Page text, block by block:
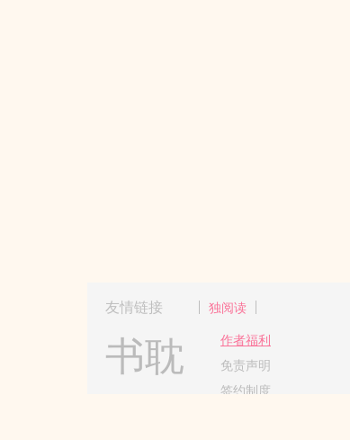
友情链接 独阅读
书耽
作者福利
免责声明
签约制度